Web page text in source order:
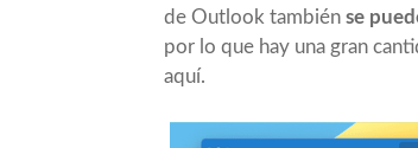
de Outlook también se
por lo que hay una gran
aquí.